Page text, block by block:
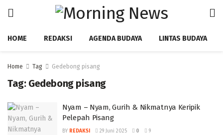
HOME REDAKSI AGENDA BUDAYA LINTAS BUDAYA
Home Tag Gedebong pisang
Tag: Gedebong pisang
Nyam – Nyam, Gurih & Nikmatnya Keripik
Pelepah Pisang
BY REDAKSI 29 Juni 2025 0 9